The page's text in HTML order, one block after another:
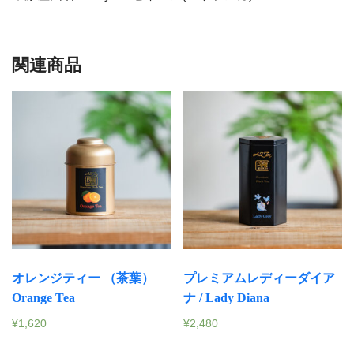
関連商品
オレンジティー （茶葉）
Orange Tea
¥1,620
プレミアムレディーダイア
ナ / Lady Diana
¥2,480